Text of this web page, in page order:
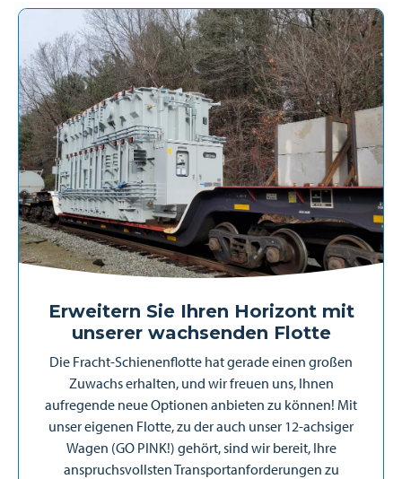
Erweitern Sie Ihren Horizont mit
unserer wachsenden Flotte
Die Fracht-Schienenflotte hat gerade einen großen
Zuwachs erhalten, und wir freuen uns, Ihnen
aufregende neue Optionen anbieten zu können! Mit
unser eigenen Flotte, zu der auch unser 12-achsiger
Wagen (GO PINK!) gehört, sind wir bereit, Ihre
anspruchsvollsten Transportanforderungen zu